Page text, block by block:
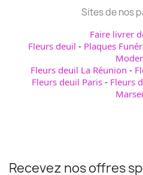
Sites de nos
Faire livrer
Fleurs deuil - Plaques
Fleurs deuil La Réunion -
Fleurs deuil Paris - Fleurs
Recevez nos offres